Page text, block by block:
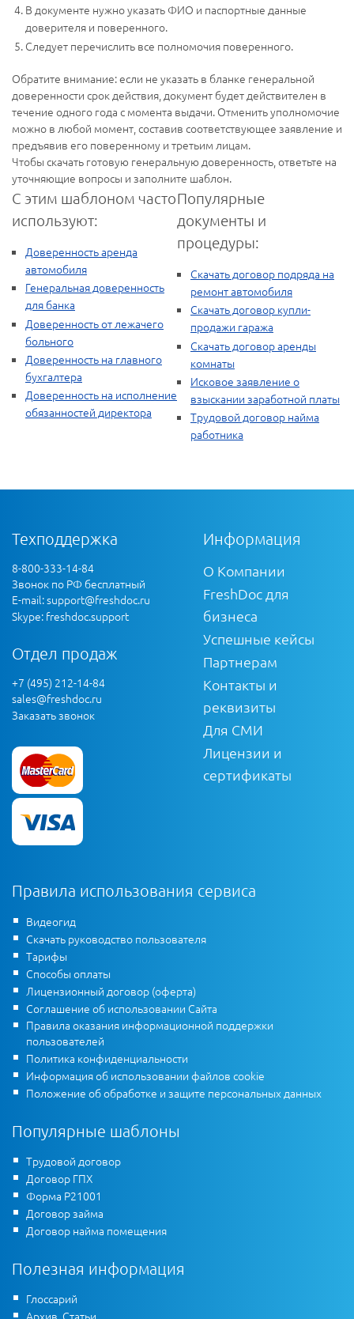
В документе нужно указать ФИО и паспортные данные
доверителя и поверенного.
Следует перечислить все полномочия поверенного.
Обратите внимание: если не указать в бланке генеральной
доверенности срок действия, документ будет действителен в
течение одного года с момента выдачи. Отменить уполномочие
можно в любой момент, составив соответствующее заявление и
предъявив его поверенному и третьим лицам.
Чтобы скачать готовую генеральную доверенность, ответьте на
уточняющие вопросы и заполните шаблон.
С этим шаблоном часто
используют:
Доверенность аренда
автомобиля
Генеральная доверенность
для банка
Доверенность от лежачего
больного
Доверенность на главного
бухгалтера
Доверенность на исполнение
обязанностей директора
Популярные
документы и
процедуры:
Скачать договор подряда на
ремонт автомобиля
Скачать договор купли-
продажи гаража
Скачать договор аренды
комнаты
Исковое заявление о
взыскании заработной платы
Трудовой договор найма
работника
Техподдержка
8-800-333-14-84
Звонок по РФ бесплатный
E-mail:support@freshdoc.ru
Skype: freshdoc.support
Отдел продаж
+7 (495) 212-14-84
sales@freshdoc.ru
Заказать звонок
Информация
О Компании
FreshDoc для
бизнеса
Успешные кейсы
Партнерам
Контакты и
реквизиты
Для СМИ
Лицензии и
сертификаты
Правила использования сервиса
Видеогид
Скачать руководство пользователя
Тарифы
Способы оплаты
Лицензионный договор (оферта)
Соглашение об использовании Сайта
Правила оказания информационной поддержки
пользователей
Политика конфиденциальности
Информация об использовании файлов cookie
Положение об обработке и защите персональных данных
Популярные шаблоны
Трудовой договор
Договор ГПХ
Форма Р21001
Договор займа
Договор найма помещения
Полезная информация
Глоссарий